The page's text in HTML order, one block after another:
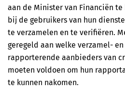
aan de Minister van Financiën
bij de gebruikers van hun
te verzamelen en te verifiëren.
geregeld aan welke verzamel-
rapporterende aanbieders van
moeten voldoen om hun
te kunnen nakomen.